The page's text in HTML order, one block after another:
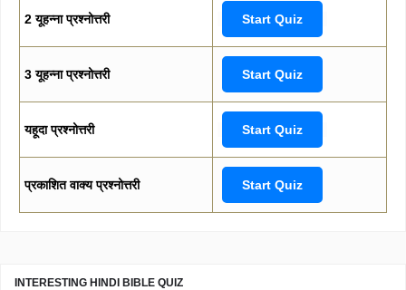
2 यूहन्ना प्रश्नोत्तरी Start Quiz
3 यूहन्ना प्रश्नोत्तरी Start Quiz
यहूदा प्रश्नोत्तरी Start Quiz
प्रकाशित वाक्य प्रश्नोत्तरी Start Quiz
INTERESTING HINDI BIBLE QUIZ